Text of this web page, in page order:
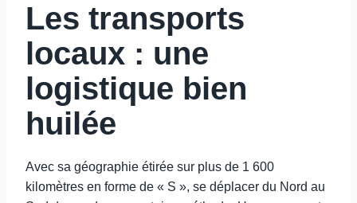
Les transports
locaux : une
logistique bien
huilée
Avec sa géographie étirée sur plus de 1 600
kilomètres en forme de « S », se déplacer du Nord au